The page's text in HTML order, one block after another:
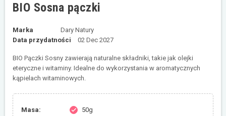
BIO Sosna pączki
Marka
Dary Natury
Data przydatności
02 Dec 2027
BIO Pączki Sosny zawierają naturalne składniki, takie jak olejki
eteryczne i witaminy. Idealne do wykorzystania w aromatycznych
kąpielach witaminowych.
Masa: check 50g